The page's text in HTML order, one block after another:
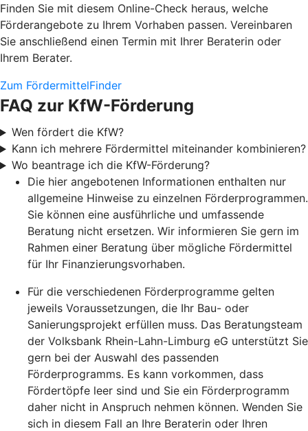
Finden Sie mit diesem Online-Check heraus, welche
Förderangebote zu Ihrem Vorhaben passen. Vereinbaren
Sie anschließend einen Termin mit Ihrer Beraterin oder
Ihrem Berater.
Zum FördermittelFinder
FAQ zur KfW-Förderung
Wen fördert die KfW?
Kann ich mehrere Fördermittel miteinander kombinieren?
Wo beantrage ich die KfW-Förderung?
Die hier angebotenen Informationen enthalten nur
allgemeine Hinweise zu einzelnen Förderprogrammen.
Sie können eine ausführliche und umfassende
Beratung nicht ersetzen. Wir informieren Sie gern im
Rahmen einer Beratung über mögliche Fördermittel
für Ihr Finanzierungsvorhaben.
Für die verschiedenen Förderprogramme gelten
jeweils Voraussetzungen, die Ihr Bau- oder
Sanierungsprojekt erfüllen muss. Das Beratungsteam
der Volksbank Rhein-Lahn-Limburg eG unterstützt Sie
gern bei der Auswahl des passenden
Förderprogramms. Es kann vorkommen, dass
Fördertöpfe leer sind und Sie ein Förderprogramm
daher nicht in Anspruch nehmen können. Wenden Sie
sich in diesem Fall an Ihre Beraterin oder Ihren